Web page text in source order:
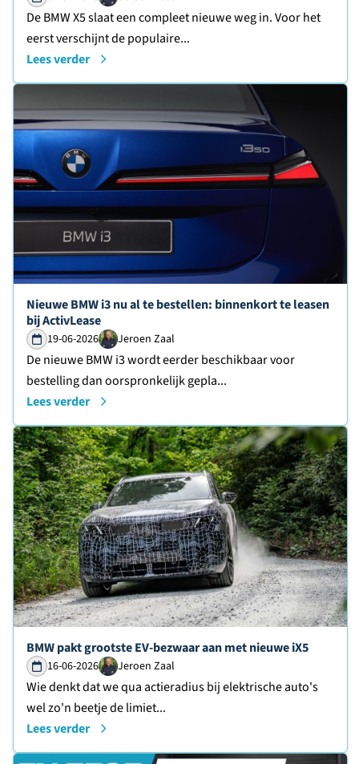
De BMW X5 slaat een compleet nieuwe weg in. Voor het
eerst verschijnt de populaire...
Lees verder
Lees verder over
Nieuwe BMW i3 nu al te bestellen: binnenkort te leasen
bij ActivLease
19-06-2026 Jeroen Zaal
De nieuwe BMW i3 wordt eerder beschikbaar voor
bestelling dan oorspronkelijk gepla...
Lees verder
Lees verder over
BMW pakt grootste EV-bezwaar aan met nieuwe iX5
16-06-2026 Jeroen Zaal
Wie denkt dat we qua actieradius bij elektrische auto's
wel zo'n beetje de limiet...
Lees verder